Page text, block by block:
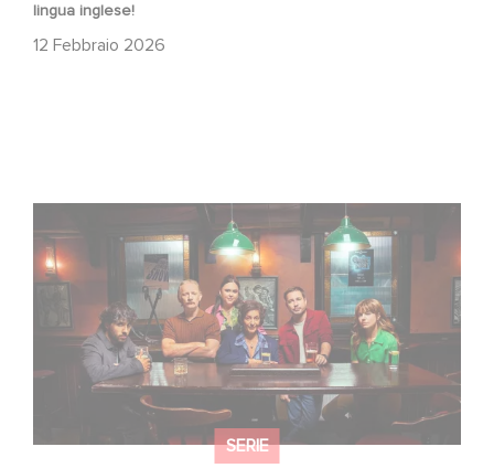
lingua inglese!
12 Febbraio 2026
SERIE
When Broken Hearts Want Revenge: Welcome to The
Revenge Club